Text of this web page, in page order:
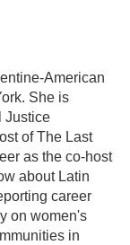
American
She is
Justice
of The Last
as the co-host
about Latin
career
on women's
in